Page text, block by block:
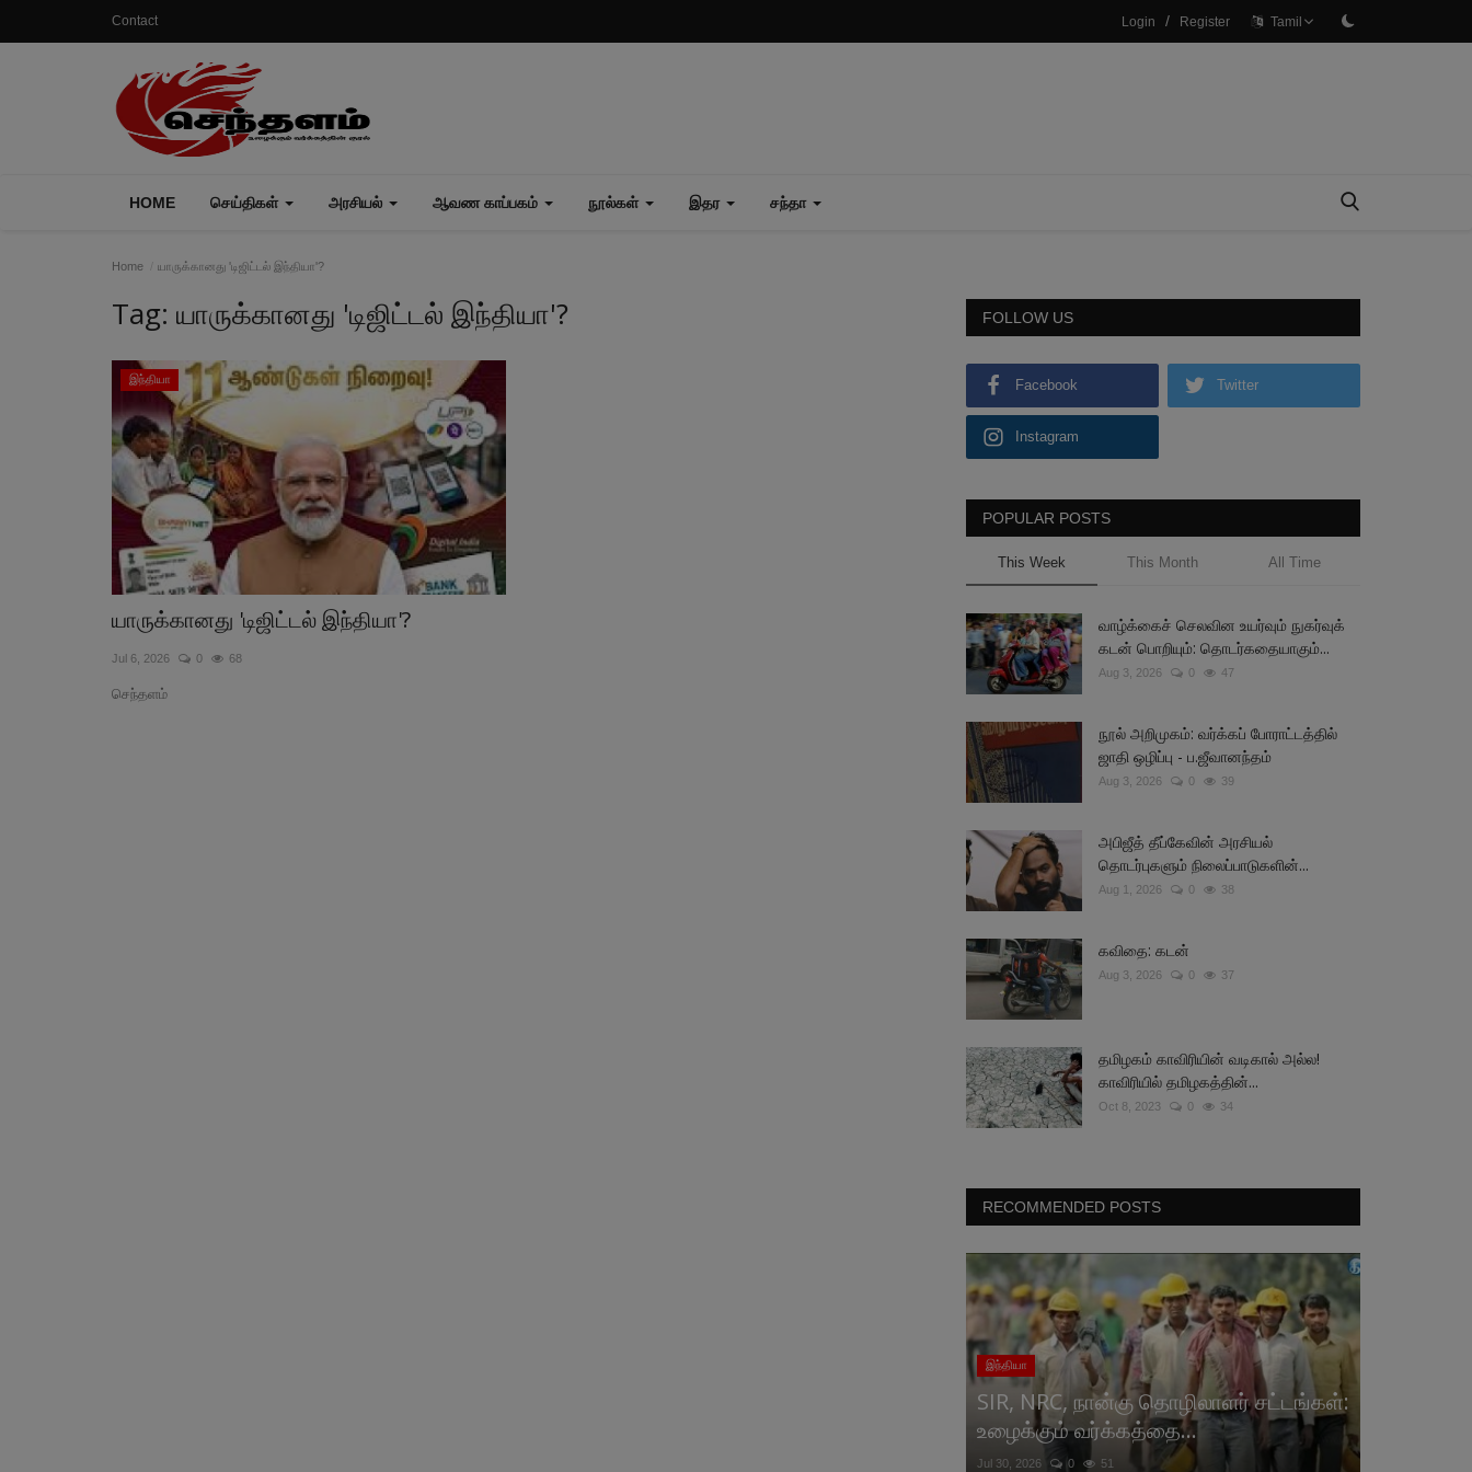
Contact Login / Register Tamil
HOME செய்திகள் அரசியல் ஆவண காப்பகம் நூல்கள் இதர சந்தா
Home யாருக்கானது 'டிஜிட்டல் இந்தியா'?
Tag: யாருக்கானது 'டிஜிட்டல் இந்தியா'?
இந்தியா
யாருக்கானது 'டிஜிட்டல் இந்தியா'?
Jul 6, 2026 0 68
செந்தளம்
FOLLOW US
Facebook Twitter
Instagram
POPULAR POSTS
This Week This Month All Time
வாழ்க்கைச் செலவின உயர்வும் நுகர்வுக்
கடன் பொறியும்: தொடர்கதையாகும்...
Aug 3, 2026 0 47
நூல் அறிமுகம்: வர்க்கப் போராட்டத்தில்
ஜாதி ஒழிப்பு - ப.ஜீவானந்தம்
Aug 3, 2026 0 39
அபிஜீத் தீப்கேவின் அரசியல்
தொடர்புகளும் நிலைப்பாடுகளின்...
Aug 1, 2026 0 38
கவிதை: கடன்
Aug 3, 2026 0 37
தமிழகம் காவிரியின் வடிகால் அல்ல!
காவிரியில் தமிழகத்தின்...
Oct 8, 2023 0 34
RECOMMENDED POSTS
இந்தியா
SIR, NRC, நான்கு தொழிலாளர் சட்டங்கள்:
உழைக்கும் வர்க்கத்தை...
Jul 30, 2026 0 51